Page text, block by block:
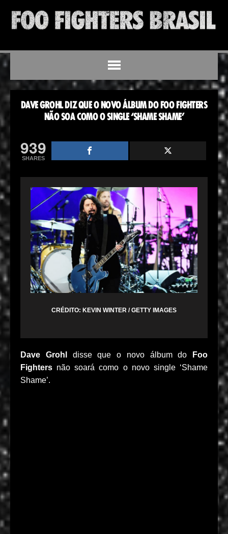
DAVE GROHL DIZ QUE O NOVO ÁLBUM DO FOO FIGHTERS
NÃO SOA COMO O SINGLE ‘SHAME SHAME’
939
SHARES
CRÉDITO: KEVIN WINTER / GETTY IMAGES
Dave Grohl disse que o novo álbum do
Foo
Fighters não soará como o novo single ‘Shame
Shame’.